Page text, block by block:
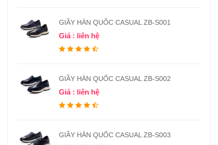
GIẦY HÀN QUỐC CASUAL ZB-S001
Giá : liên hệ
GIẦY HÀN QUỐC CASUAL ZB-S002
Giá : liên hệ
GIẦY HÀN QUỐC CASUAL ZB-S003